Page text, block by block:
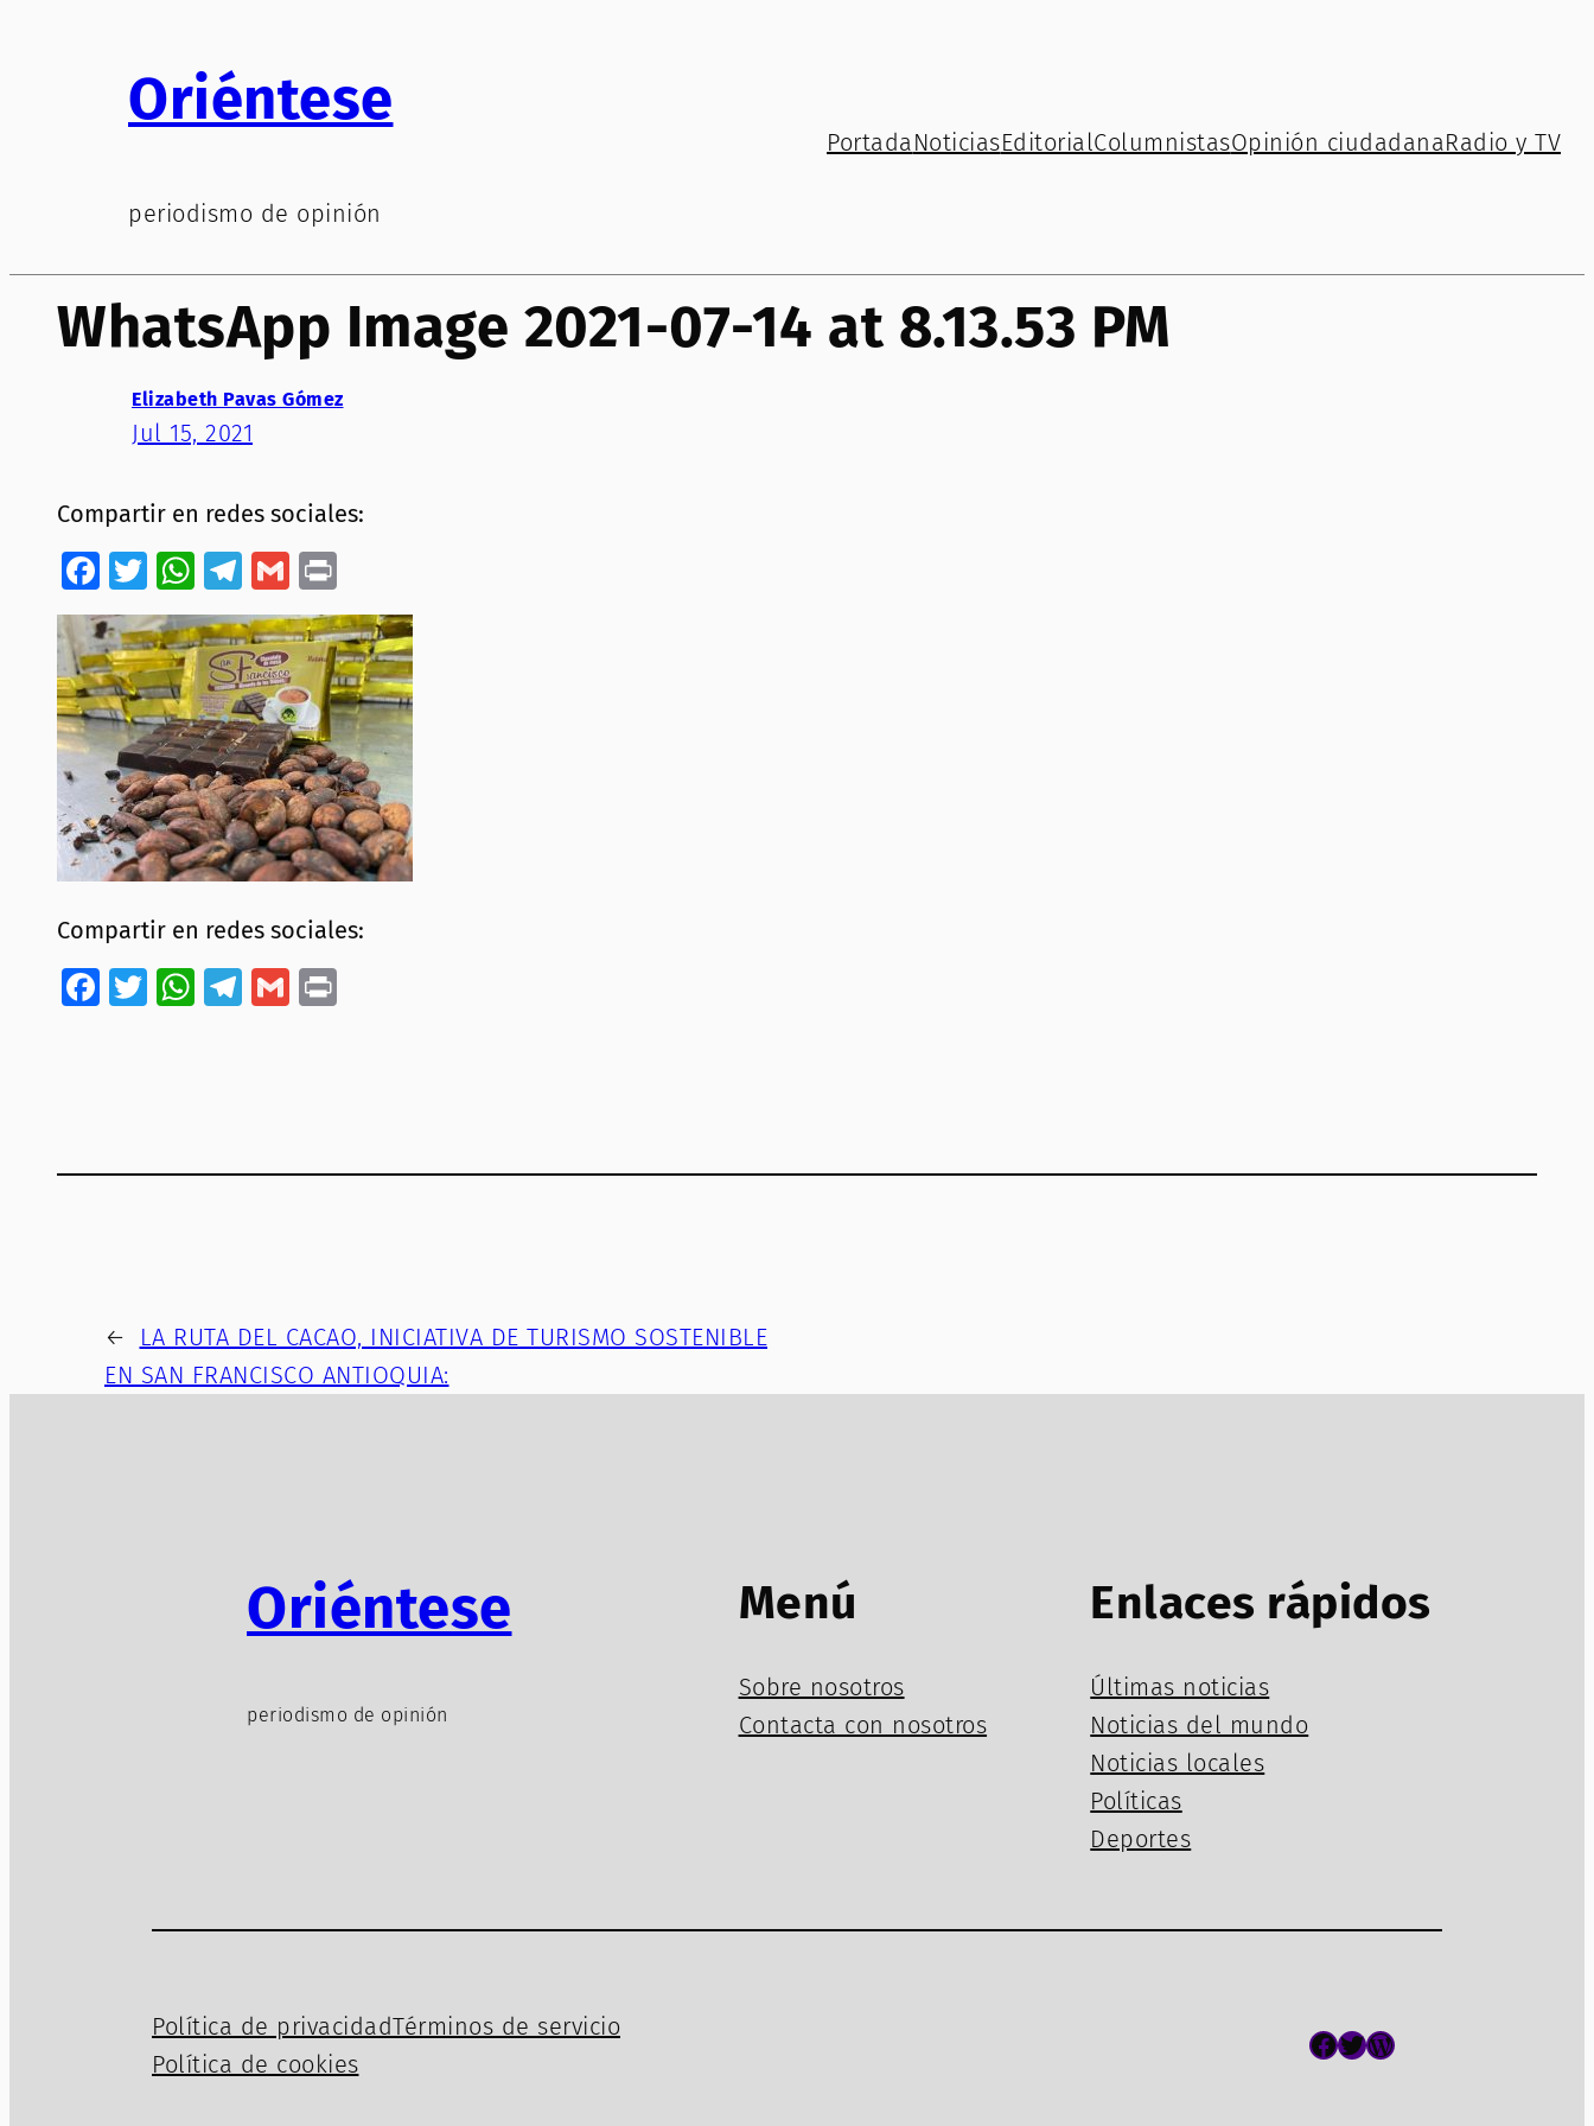
Oriéntese
periodismo de opinión
Portada NoticiasEditorialColumnistasOpinión ciudadanaRadio y TV
WhatsApp Image 2021-07-14 at 8.13.53 PM
Elizabeth Pavas Gómez
Jul 15, 2021
Compartir en redes sociales:
Facebook
Twitter
WhatsApp
Telegram
Gmail
Compartir en redes sociales:
Facebook
Twitter
WhatsApp
Telegram
Gmail
←
LA RUTA DEL CACAO, INICIATIVA DE TURISMO SOSTENIBLE
EN SAN FRANCISCO ANTIOQUIA:
Oriéntese
periodismo de opinión
Menú
Sobre nosotros
Contacta con nosotros
Enlaces rápidos
Últimas noticias
Noticias del mundo
Noticias locales
Políticas
Deportes
Política de privacidadTérminos de servicio
Política de cookies
Facebook Twitter WordPress